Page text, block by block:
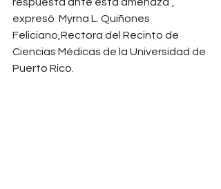
respuesta ante esta amenaza”,
expresó  Myrna L. Quiñones
Feliciano,Rectora del Recinto de
Ciencias Médicas de la Universidad de
Puerto Rico.